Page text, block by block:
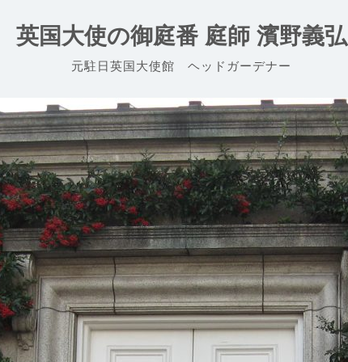
英国大使の御庭番 庭師 濱野義弘
元駐日英国大使館 ヘッドガーデナー